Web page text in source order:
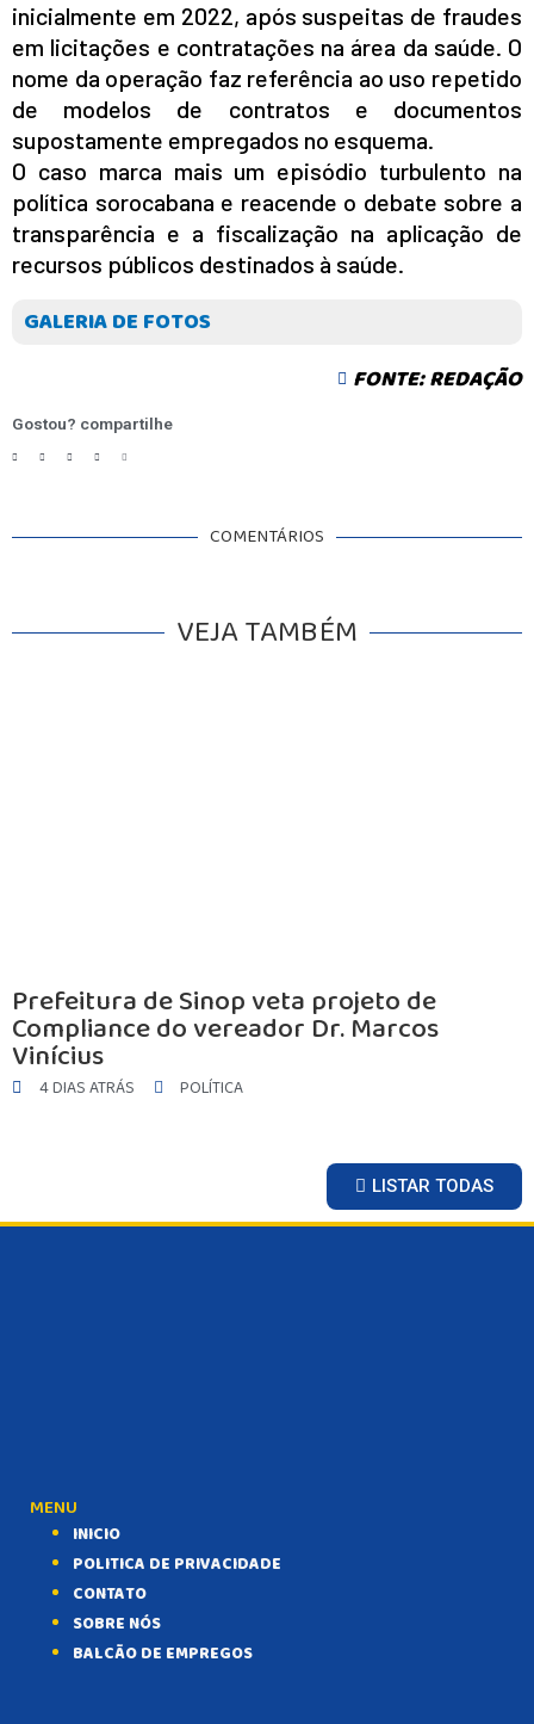
inicialmente em 2022, após suspeitas de fraudes
em licitações e contratações na área da saúde. O
nome da operação faz referência ao uso repetido
de modelos de contratos e documentos
supostamente empregados no esquema.
O caso marca mais um episódio turbulento na
política sorocabana e reacende o debate sobre a
transparência e a fiscalização na aplicação de
recursos públicos destinados à saúde.
GALERIA DE FOTOS
FONTE: REDAÇÃO
Gostou? compartilhe
COMENTÁRIOS
VEJA TAMBÉM
Prefeitura de Sinop veta projeto de
Compliance do vereador Dr. Marcos
Vinícius
4 DIAS ATRÁS POLÍTICA
LISTAR TODAS
MENU
INICIO
POLITICA DE PRIVACIDADE
CONTATO
SOBRE NÓS
BALCÃO DE EMPREGOS